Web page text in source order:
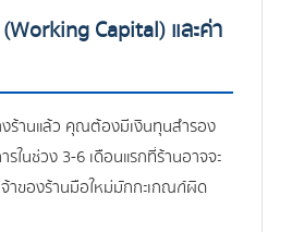
Capital) และค่า
ร้านแล้ว คุณต้องมีเงินทุนสำรอง
ในช่วง 3-6 เดือนแรกที่ร้านอาจจะ
าของร้านมือใหม่มักกะเกณฑ์ผิด